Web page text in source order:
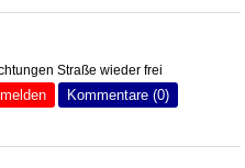
Straße wieder frei
Kommentare (0)